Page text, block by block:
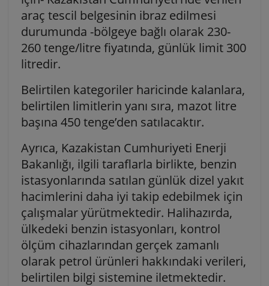
araç tescil belgesinin ibraz edilmesi
durumunda -bölgeye bağlı olarak 230-
260 tenge/litre fiyatında, günlük limit 300
litredir.
Belirtilen kategoriler haricinde kalanlara,
belirtilen limitlerin yanı sıra, mazot litre
başına 450 tenge’den satılacaktır.
Ayrıca, Kazakistan Cumhuriyeti Enerji
Bakanlığı, ilgili taraflarla birlikte, benzin
istasyonlarında satılan günlük dizel yakıt
hacimlerini daha iyi takip edebilmek için
çalışmalar yürütmektedir. Halihazırda,
ülkedeki benzin istasyonları, kontrol
ölçüm cihazlarından gerçek zamanlı
olarak petrol ürünleri hakkındaki verileri,
belirtilen bilgi sistemine iletmektedir.